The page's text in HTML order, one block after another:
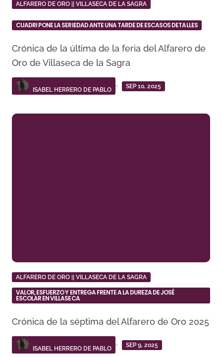
ALFARERO DE ORO || VILLASECA DE LA SAGRA
CUADRI PONE LA SERIEDAD ANTE UNA TARDE DE ESCASOS DETALLES
Crónica de la última de la feria del Alfarero de
Oro de Villaseca de la Sagra
ISABEL HERRERO DE PABLO
SEP 10, 2025
ALFARERO DE ORO || VILLASECA DE LA SAGRA
VALOR, ESFUERZO Y ENTREGA FRENTE A LA DUREZA DE JOSÉ
ESCOLAR EN VILLASECA
Crónica de la séptima del Alfarero de Oro 2025
ISABEL HERRERO DE PABLO
SEP 9, 2025